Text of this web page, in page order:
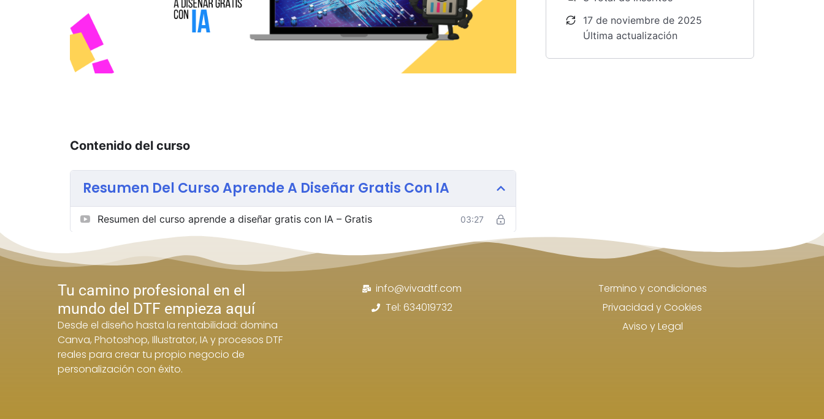
Contenido del curso
Resumen Del Curso Aprende A Diseñar Gratis Con IA
Resumen del curso aprende a diseñar gratis con IA – Gratis 03:27
17 de noviembre de 2025
Última actualización
Tu camino profesional en el
mundo del DTF empieza aquí
Desde el diseño hasta la rentabilidad: domina
Canva, Photoshop, Illustrator, IA y procesos DTF
reales para crear tu propio negocio de
personalización con éxito.
info@vivadtf.com
Tel: 634019732
Termino y condiciones
Privacidad y Cookies
Aviso y Legal